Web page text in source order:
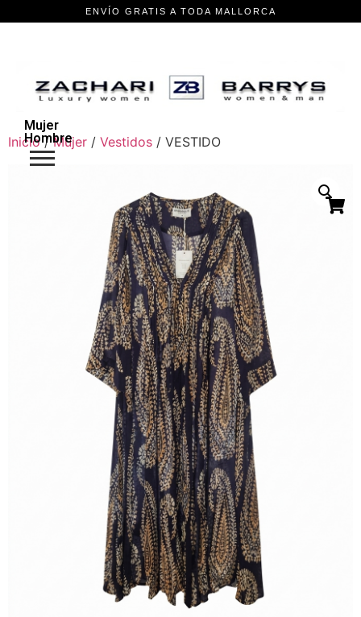
Mujer
Hombre
Inicio/Mujer / Vestidos / VESTIDO